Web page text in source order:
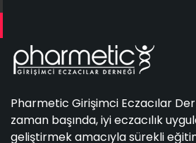
Pharmetic Girişimci Eczacılar
zaman başında, iyi eczacılık
geliştirmek amacıyla sürekli